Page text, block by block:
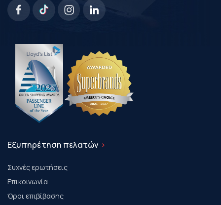
Εξυπηρέτηση πελατών
Συχνές ερωτήσεις
Επικοινωνία
Όροι επιβίβασης